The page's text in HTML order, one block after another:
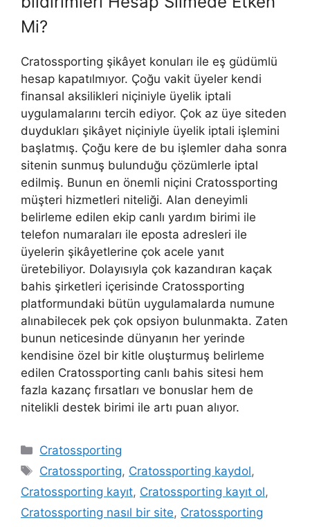
Mi?
Cratossporting şikâyet konuları ile eş güdümlü
hesap kapatılmıyor. Çoğu vakit üyeler kendi
finansal aksilikleri niçiniyle üyelik iptali
uygulamalarını tercih ediyor. Çok az üye siteden
duydukları şikâyet niçiniyle üyelik iptali işlemini
başlatmış. Çoğu kere de bu işlemler daha sonra
sitenin sunmuş bulunduğu çözümlerle iptal
edilmiş. Bunun en önemli niçini Cratossporting
müşteri hizmetleri niteliği. Alan deneyimli
belirleme edilen ekip canlı yardım birimi ile
telefon numaraları ile eposta adresleri ile
üyelerin şikâyetlerine çok acele yanıt
üretebiliyor. Dolayısıyla çok kazandıran kaçak
bahis şirketleri içerisinde Cratossporting
platformundaki bütün uygulamalarda numune
alınabilecek pek çok opsiyon bulunmakta. Zaten
bunun neticesinde dünyanın her yerinde
kendisine özel bir kitle oluşturmuş belirleme
edilen Cratossporting canlı bahis sitesi hem
fazla kazanç fırsatları ve bonuslar hem de
nitelikli destek birimi ile artı puan alıyor.
Kategoriler
Cratossporting
Etiketler
Cratossporting, Cratossporting kaydol,
Cratossporting kayıt, Cratossporting kayıt ol,
Cratossporting nasıl bir site, Cratossporting